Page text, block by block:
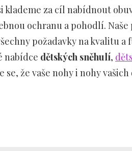
klademe za cíl nabídnout
ochranu a pohodlí.
požadavky na kvalitu
nabídce dětských sněhulí,
se, že vaše nohy i nohy